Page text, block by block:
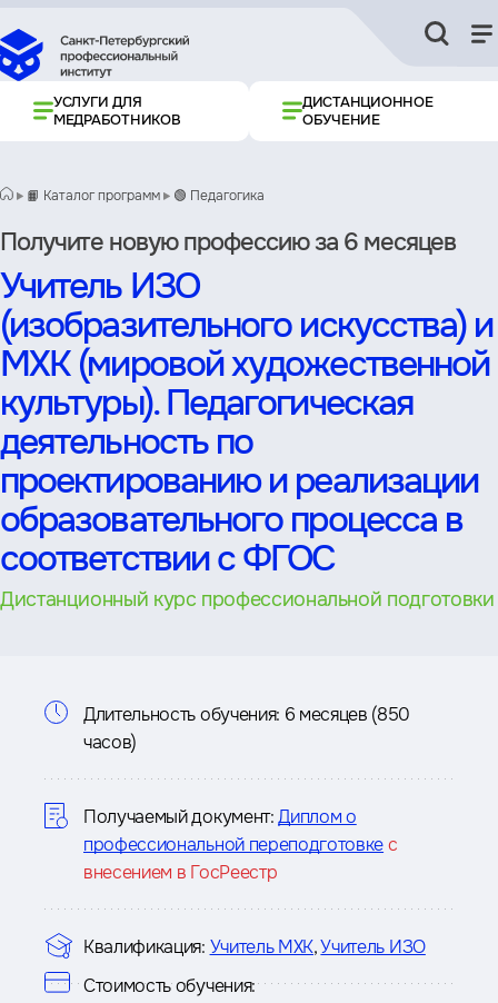
УСЛУГИ ДЛЯ
МЕДРАБОТНИКОВ
ДИСТАНЦИОННОЕ
ОБУЧЕНИЕ
📙 Каталог программ 🟢 Педагогика
Получите новую профессию за 6 месяцев
Учитель ИЗО
(изобразительного искусства) и
МХК (мировой художественной
культуры). Педагогическая
деятельность по
проектированию и реализации
образовательного процесса в
соответствии с ФГОС
Дистанционный курс профессиональной подготовки
Информация
курсе
Длительность обучения: 6 месяцев (850
часов)
Получаемый документ: Диплом о
профессиональной переподготовкес
внесением в ГосРеестр
Квалификация: Учитель МХК,Учитель ИЗО
Стоимость обучения: